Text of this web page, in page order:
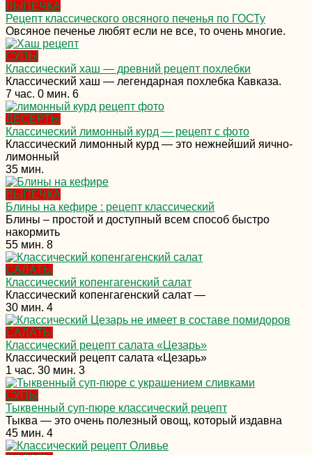
ВЫПЕЧКА
Рецепт классического овсяного печенья по ГОСТу
Овсяное печенье любят если не все, то очень многие.
СУПЫ
Классический хаш — древний рецепт похлебки
Классический хаш — легендарная похлебка Кавказа.
7 час. 0 мин. 6
ДЕСЕРТЫ
Классический лимонный курд — рецепт с фото
Классический лимонный курд — это нежнейший яично-
лимонный
35 мин.
ВЫПЕЧКА
Блины на кефире : рецепт классический
Блины – простой и доступный всем способ быстро
накормить
55 мин. 8
САЛАТЫ
Классический копенгагенский салат
Классический копенгагенский салат —
30 мин. 4
САЛАТЫ
Классический рецепт салата «Цезарь»
Классический рецепт салата «Цезарь»
1 час. 30 мин. 3
СУПЫ
Тыквенный суп-пюре классический рецепт
Тыква — это очень полезный овощ, который издавна
45 мин. 4